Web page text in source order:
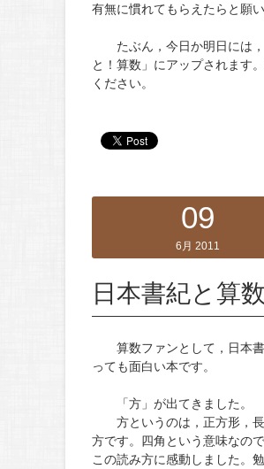
有無に慣れてもらえたらと願い
たぶん，今日か明日には，
と！算数」にアップされます
ください。
09
6月 2011
日本書紀と算数
算数ファンとして，日本書
っても面白い本です。
「方」が出てきました。
方というのは，正方形，
方です。四角という意味なので
この読み方に感動しました。